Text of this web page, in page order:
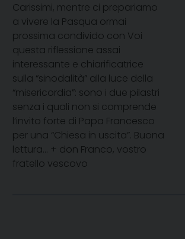
Carissimi, mentre ci prepariamo
a vivere la Pasqua ormai
prossima condivido con Voi
questa riflessione assai
interessante e chiarificatrice
sulla “sinodalità” alla luce della
“misericordia”: sono i due pilastri
senza i quali non si comprende
l’invito forte di Papa Francesco
per una “Chiesa in uscita”. Buona
lettura… + don Franco, vostro
fratello vescovo